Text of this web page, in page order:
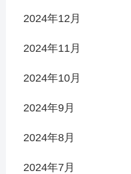
2024年12月
2024年11月
2024年10月
2024年9月
2024年8月
2024年7月